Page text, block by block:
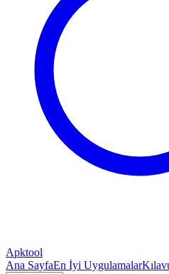
Apktool
Ana SayfaEn İyi Uygulamalar